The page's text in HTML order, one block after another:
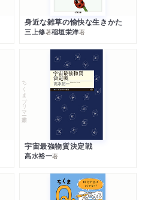
身近な雑草の愉快な生きかた
三上修著稲垣栄洋著
ちくまプリマー新書
宇宙最強物質決定戦
高水裕一著